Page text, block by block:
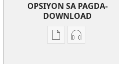
OPSIYON SA PAGDA-
DOWNLOAD
OpsiyonOpsiyon